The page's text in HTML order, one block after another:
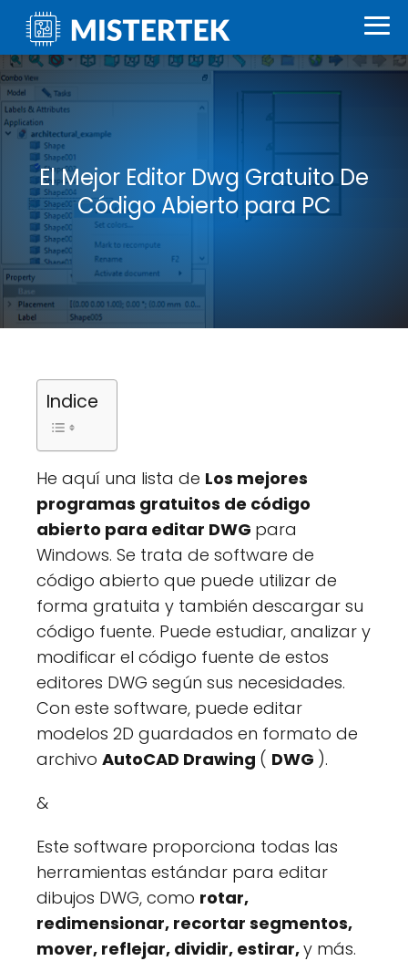
El Mejor Editor Dwg Gratuito De
Código Abierto para PC
Indice
He aquí una lista de Los mejores
programas gratuitos de código
abierto para editar DWG para
Windows. Se trata de software de
código abierto que puede utilizar de
forma gratuita y también descargar su
código fuente. Puede estudiar, analizar y
modificar el código fuente de estos
editores DWG según sus necesidades.
Con este software, puede editar
modelos 2D guardados en formato de
archivo AutoCAD Drawing ( DWG ).
&
Este software proporciona todas las
herramientas estándar para editar
dibujos DWG, como rotar,
redimensionar, recortar segmentos,
mover, reflejar, dividir, estirar,y más.